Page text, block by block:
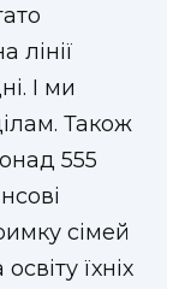
лінії
І ми
Також
555
сімей
їхніх